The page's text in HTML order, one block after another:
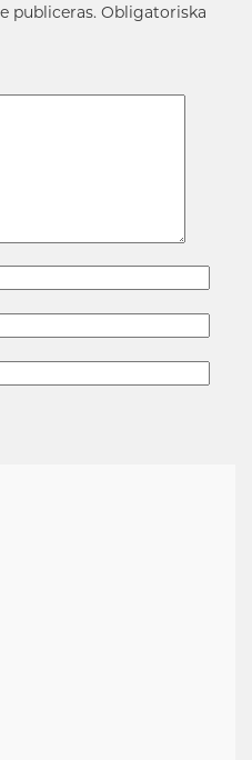
publiceras. Obligatoriska